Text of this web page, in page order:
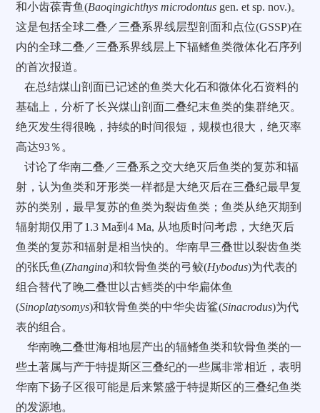
和小齿葆青鱼(Baoqingichthys microdontus gen. et sp. nov.)。
这是包括全球二叠／三叠系界线层型剖面和点位(GSSP)在
内的全球二叠／三叠系界线层上下辐鳍鱼类微体化石序列
的首次报道。
在总结煤山剖面已记述的鱼类大化石和微体化石资料的
基础上，分析了长兴煤山剖面二叠纪末鱼类的集群绝灭。
绝灭发生得很晚，持续的时间很短，规模也很大，绝灭率
高达93％。
讨论了华南二叠／三叠系之交大绝灭后鱼类的复苏和辐
射，认为鱼类和牙形类一样都是大绝灭后在三叠纪最早复
苏的类别，最早复苏的鱼类为裂齿鱼类；鱼类从绝灭期到
辐射期仅用了1.3 Ma到4 Ma, 从地质时问考虑，大绝灭后
鱼类的复苏和辐射是相当快的。华南早三叠世以裂齿鱼类
的张氏鱼(Zhangina)和软骨鱼类的弓鲛(Hybodus)为代表的
组合替代了晚二叠世以古鳕类的中华扁体鱼
(Sinoplatysomys)和软骨鱼类的中华尖齿鲨(Sinacrodus)为代
表的组合。
华南晚二叠世海相地层产出的辐鳍鱼类和软骨鱼类的一
些土著属与产于特提斯区三叠纪的一些属非常相近，表明
华南下扬子区很可能是后来繁盛于特提斯区的三叠纪鱼类
的发源地。